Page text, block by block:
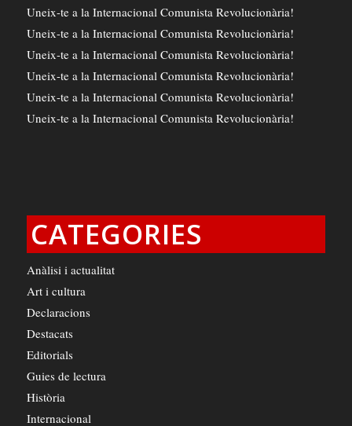
Uneix-te a la Internacional Comunista Revolucionària!
Uneix-te a la Internacional Comunista Revolucionària!
Uneix-te a la Internacional Comunista Revolucionària!
Uneix-te a la Internacional Comunista Revolucionària!
Uneix-te a la Internacional Comunista Revolucionària!
Uneix-te a la Internacional Comunista Revolucionària!
CATEGORIES
Anàlisi i actualitat
Art i cultura
Declaracions
Destacats
Editorials
Guies de lectura
Història
Internacional